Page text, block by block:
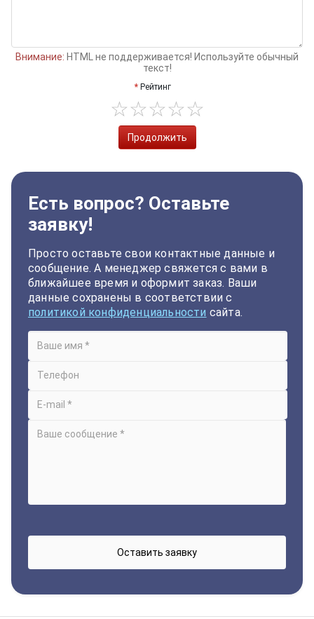
Внимание: HTML не поддерживается! Используйте обычный
текст!
Рейтинг
Продолжить
Есть вопрос? Оставьте
заявку!
Просто оставьте свои контактные данные и
сообщение. А менеджер свяжется с вами в
ближайшее время и оформит заказ. Ваши
данные сохранены в соответствии с
политикой конфиденциальности сайта.